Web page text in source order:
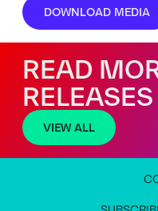
DOWNLOAD MEDIA
READ
VIEW ALL
JOIN OUR
MEDIA PRESS KIT